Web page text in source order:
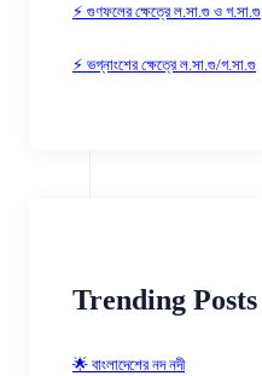
⚡ গুণফলের ক্ষেত্রে ল.সা.গু ও গ.সা.গু
⚡ ভগ্নাংশের ক্ষেত্রে ল.সা.গু/গ.সা.গু
Trending Posts
🌟 বাংলাদেশের নদ নদী